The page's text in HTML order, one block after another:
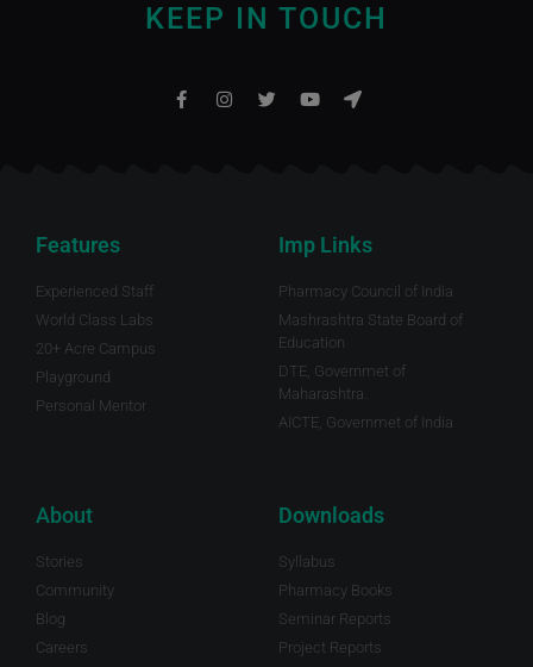
KEEP IN TOUCH
Features
Experienced Staff
World Class Labs
20+ Acre Campus
Playground
Personal Mentor
Imp Links
Pharmacy Council of India
Mashrashtra State Board of
Education
DTE, Governmet of
Maharashtra.
AICTE, Governmet of India
About
Stories
Community
Blog
Careers
Downloads
Syllabus
Pharmacy Books
Seminar Reports
Project Reports